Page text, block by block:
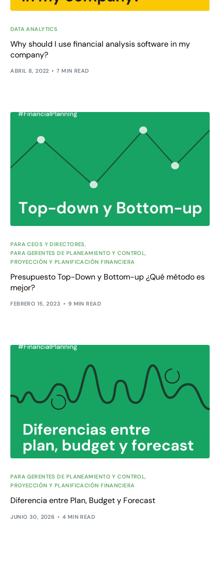
DATA ANALYTICS
Why should I use financial analysis software in my
company?
ABRIL 8, 2022 7 MIN READ
PARA CEOS Y DIRECTORES
PARA GERENTES DE PLANEAMIENTO Y CONTROL
PROYECCIÓN Y PLANIFICACIÓN FINANCIERA
Presupuesto Top-Down y Bottom-up ¿Qué método es
mejor?
FEBRERO 15, 2023 9 MIN READ
PARA GERENTES DE PLANEAMIENTO Y CONTROL,
PROYECCIÓN Y PLANIFICACIÓN FINANCIERA
Diferencia entre Plan, Budget y Forecast
JUNIO 30, 2026 4 MIN READ